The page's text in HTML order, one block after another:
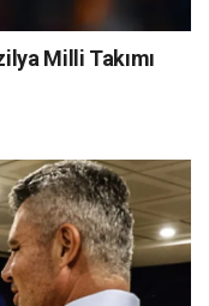
Milli Takımı